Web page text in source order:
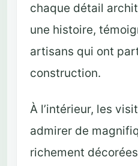
chaque détail
une histoire,
artisans qui ont
construction.
À l’intérieur, les
admirer de
richement